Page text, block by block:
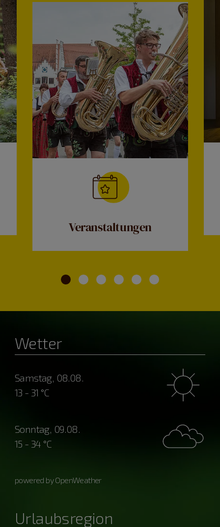
Veranstaltungen
Wetter
Samstag, 08.08.
13 - 31 °C
Sonntag, 09.08.
15 - 34 °C
powered by OpenWeather
Urlaubsregion